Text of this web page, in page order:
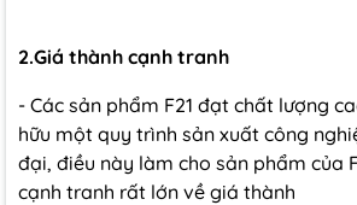
2.Giá thành cạnh tranh
- Các sản phẩm F21 đạt chất lượng
hữu một quy trình sản xuất công
đại, điều này làm cho sản phẩm của
cạnh tranh rất lớn về giá thành